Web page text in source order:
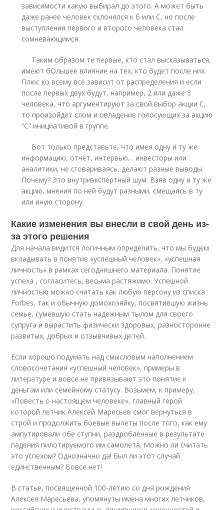
зависимости какую выбирал до этого. А может быть
даже ранее человек склонялся к Б или С, но после
выступления первого и второго человека стал
сомневающимся.
Таким образом те первые, кто стал высказываться,
имеют бОльшее влияние на тех, кто будет после них.
Плюс ко всему всё зависит от распределения и если
после первых двух будут, например, 2 или даже 3
человека, что аргументируют за свой выбор акции С,
то произойдёт слом и овладение голосующих за акцию
“С” инициативой в группе.
Вот только представьте, что имея одну и ту же
информацию, отчёт, интервью… инвесторы или
аналитики, не сговариваясь, делают разные выводы.
Почему? Это внутриэкспертный шум. Взяв одну и ту же
акцию, мнения по ней будут разными, смещаясь в ту
или иную сторону.
Какие изменения вы внесли в свой день из-
за этого решения
Для начала видится логичным определить, что мы будем
вкладывать в понятие «успешный человек», «успешная
личность» в рамках сегодняшнего материала. Понятие
успеха , согласитесь, весьма растяжимо. Успешной
личностью можно считать как любую персону из списка
Forbes, так и обычную домохозяйку, посвятившую жизнь
семье, сумевшую стать надежным тылом для своего
супруга и вырастить физически здоровых, разносторонне
развитых, добрых и отзывчивых детей.
Если хорошо подумать над смысловым наполнением
словосочетания «успешный человек», примеры в
литературе и вовсе не привязывают это понятие к
деньгам или семейному статусу. Возьмем, к примеру,
«Повесть о настоящем человеке», главный герой
которой летчик Алексей Маресьев смог вернуться в
строй и продолжить боевые вылеты после того, как ему
ампутировали обе ступни, раздробленные в результате
падения пилотируемого им самолета. Можно ли считать
это успехом? Однозначно да! Был ли этот случай
единственным? Вовсе нет!
В статье, посвященной 100-летию со дня рождения
Алексея Маресьева, упомянуты имена многих летчиков,